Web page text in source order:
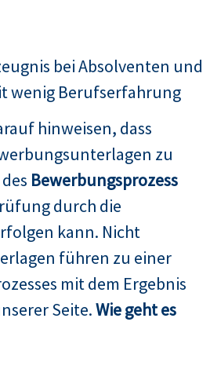
bei Absolventen und
wenig Berufserfahrung
hinweisen, dass
zu
Bewerbungsprozess
durch die
kann. Nicht
führen zu einer
mit dem Ergebnis
Seite.Wie geht es